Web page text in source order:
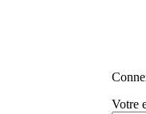
Votre